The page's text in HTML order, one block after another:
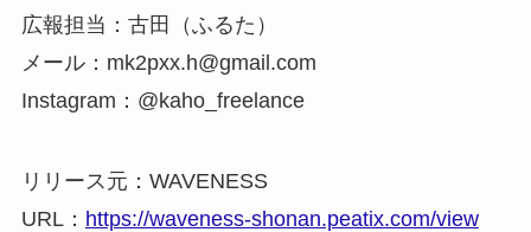
広報担当：古田（ふるた）
メール：mk2pxx.h@gmail.com
Instagram：@kaho_freelance
リリース元：WAVENESS
URL： https://waveness-shonan.peatix.com/view